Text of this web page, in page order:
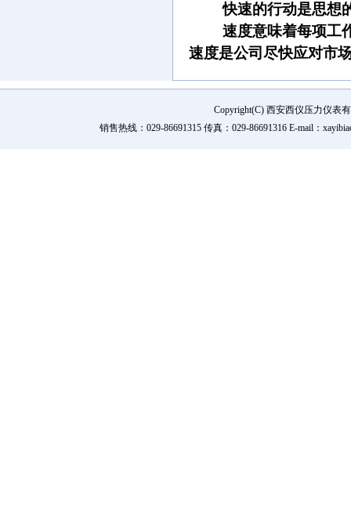
快速的行动是思想
速度意味着每项工
速度是公司尽快应对市
Copyright(C) 西安西仪压力仪表
销售热线：029-86691315 传真：029-86691316 E-mail：